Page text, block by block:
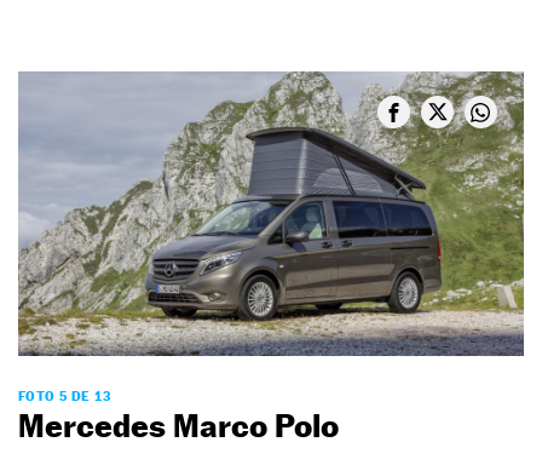
FOTO 5 DE 13
Mercedes Marco Polo